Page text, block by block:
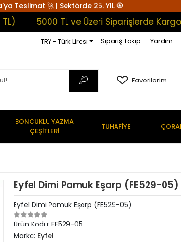
Teslimat 🚀 | Sektörde 25. YIL 🧿
5000 TL ve Üzeri Siparişlerde Kargo
TRY - Türk Lirası Sipariş Takip Yardım
Favorilerim
BONCUKLU YAZMA
ÇEŞİTLERİ
TUHAFİYE
Eyfel Dimi Pamuk Eşarp (FE529-05)
Eyfel Dimi Pamuk Eşarp (FE529-05)
Ürün Kodu: FE529-05
Marka: Eyfel